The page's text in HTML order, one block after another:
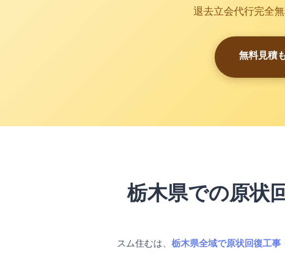
退去立会代行完全
無料見積
栃木県での原状
スム住むは、 栃木県全域で原状回復工事